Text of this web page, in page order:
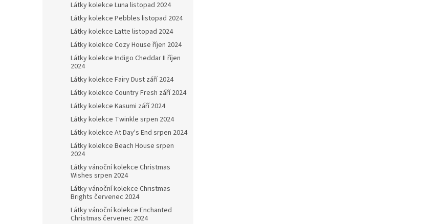
Látky kolekce Luna listopad 2024
Látky kolekce Pebbles listopad 2024
Látky kolekce Latte listopad 2024
Látky kolekce Cozy House říjen 2024
Látky kolekce Indigo Cheddar II říjen
2024
Látky kolekce Fairy Dust září 2024
Látky kolekce Country Fresh září 2024
Látky kolekce Kasumi září 2024
Látky kolekce Twinkle srpen 2024
Látky kolekce At Day's End srpen 2024
Látky kolekce Beach House srpen
2024
Látky vánoční kolekce Christmas
Wishes srpen 2024
Látky vánoční kolekce Christmas
Brights červenec 2024
Látky vánoční kolekce Enchanted
Christmas červenec 2024